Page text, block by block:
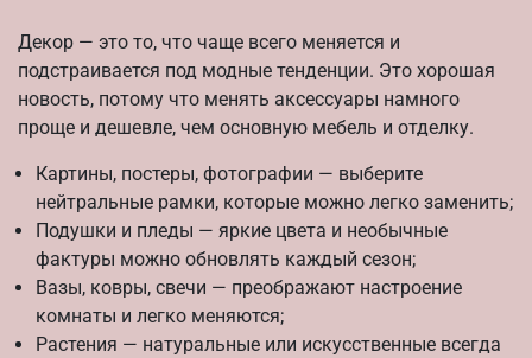
Декор — это то, что чаще всего меняется и
подстраивается под модные тенденции. Это хорошая
новость, потому что менять аксессуары намного
проще и дешевле, чем основную мебель и отделку.
Картины, постеры, фотографии — выберите
нейтральные рамки, которые можно легко заменить;
Подушки и пледы — яркие цвета и необычные
фактуры можно обновлять каждый сезон;
Вазы, ковры, свечи — преображают настроение
комнаты и легко меняются;
Растения — натуральные или искусственные всегда